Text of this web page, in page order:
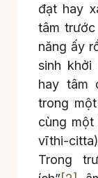
đạt hay
tâm
năng ấy
sinh khởi
hay tâm
trong
cùng
vīthi-
Trong